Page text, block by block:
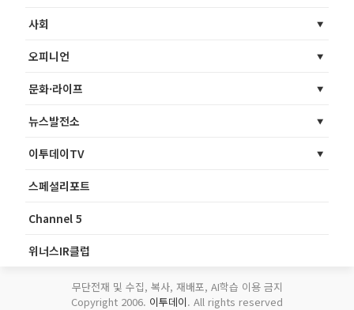
사회
오피니언
문화·라이프
뉴스발전소
이투데이TV
스페셜리포트
Channel 5
위너스IR클럽
무단전재 및 수집, 복사, 재배포, AI학습 이용 금지
Copyright 2006. 이투데이. All rights reserved